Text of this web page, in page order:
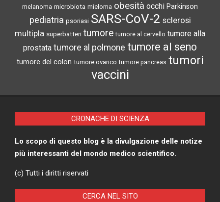
melanoma microbiota mieloma obesità occhi Parkinson
pediatria psoriasi SARS-CoV-2 sclerosi
multipla superbatteri tumore tumore al cervello tumore alla
prostata tumore al polmone tumore al seno
tumore del colon tumore ovarico tumore pancreas tumori
vaccini
CRONACHE DI SCIENZA
Lo scopo di questo blog è la divulgazione delle notize
più interessanti del mondo medico scientifico.
(c) Tutti i diritti riservati
CERCA NEL SITO